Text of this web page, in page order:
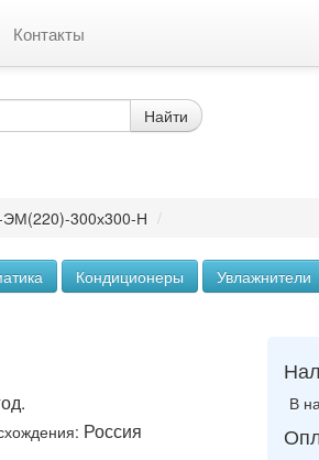
Контакты
Найти
300х300-Н /
Кондиционеры Увлажнители
: Россия
В